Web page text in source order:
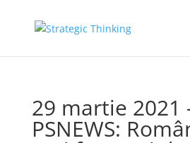
29 martie 2021
PSNEWS: